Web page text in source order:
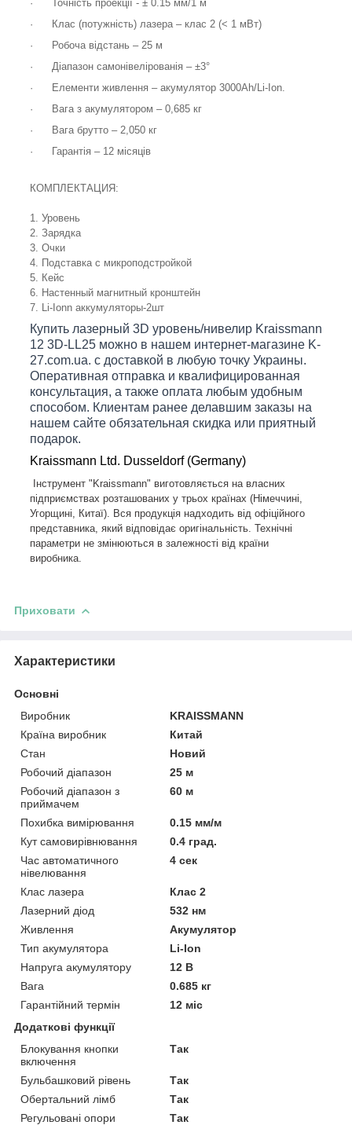
· Точність проекції - ± 0. 15 мм/1 м
·
Клас (потужність) лазера – клас 2 (< 1 мВт)
·
Робоча відстань – 25 м
·
Діапазон самонівелірованія – ±3°
·
Елементи живлення – акумулятор 3000Ah/ Li- Ion
·
Вага з акумулятором – 0,685 кг
·
Вага брутто – 2,050 кг
·
Гарантія – 12 місяців
КОМПЛЕКТАЦИЯ:
1. Уровень
2. Зарядка
3. Очки
4. Подставка с микроподстройкой
5. Кейс
6. Настенный магнитный кронштейн
7.
Li- Ionn аккумуляторы-2шт
Купить лазерный 3D уровень/нивелир Kraissmann
12 3D-LL25 можно в нашем интернет-магазине K-
27.com.ua. с доставкой в любую точку Украины.
Оперативная отправка и квалифицированная
консультация, а также оплата любым удобным
способом. Клиентам ранее делавшим заказы на
нашем сайте обязательная скидка или приятный
подарок.
Kraissmann Ltd. Dusseldorf(Germany)
Інструмент "Kraissmann" виготовляється на власних
підприємствах розташованих у трьох країнах (Німеччині,
Угорщині, Китаї). Вся продукція надходить від офіційного
представника, який відповідає оригінальність. Технічні
параметри не змінюються в залежності від країни
виробника.
Приховати
Характеристики
Основні
Виробник
KRAISSMANN
Країна виробник
Китай
Стан
Новий
Робочий діапазон
25 м
Робочий діапазон з
приймачем
60 м
Похибка вимірювання
0.15 мм/м
Кут самовирівнювання
0.4 град.
Час автоматичного
нівелювання
4 сек
Клас лазера
Клас 2
Лазерний діод
532 нм
Живлення
Акумулятор
Тип акумулятора
Li-Ion
Напруга акумулятору
12 В
Вага
0.685 кг
Гарантійний термін
12 міс
Додаткові функції
Блокування кнопки
включення
Так
Бульбашковий рівень
Так
Обертальний лімб
Так
Регульовані опори
Так